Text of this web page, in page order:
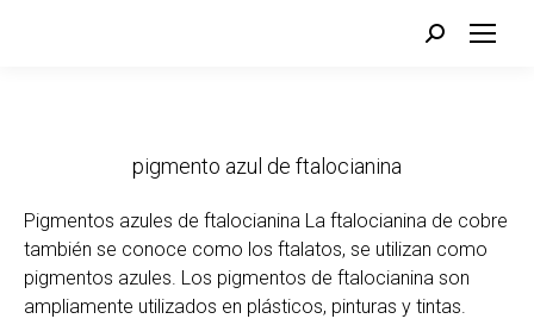
Buscar:
pigmento azul de ftalocianina
Pigmentos azules de ftalocianina La ftalocianina de cobre
también se conoce como los ftalatos, se utilizan como
pigmentos azules. Los pigmentos de ftalocianina son
ampliamente utilizados en plásticos, pinturas y tintas.